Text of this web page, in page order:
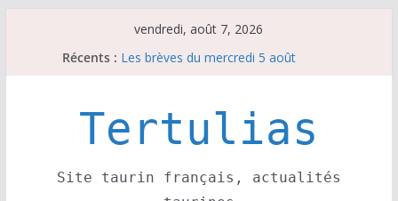
vendredi, août 7, 2026
Récents : Les brèves du mercredi 5 août
Escalafón 2026 – novilleros –
Les brèves du jeudi 6 août
Tertulias
Site taurin français, actualités